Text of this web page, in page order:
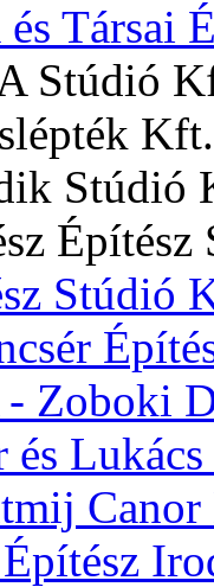
és Társai
Stúdió
Kft.
Stúdió
Stúdió
Zoboki
és